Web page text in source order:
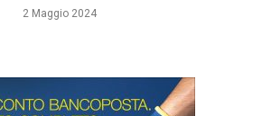
2 Maggio 2024